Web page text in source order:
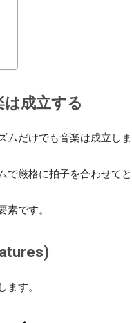
成立する
だけでも音楽は成立しま
厳格に拍子を合わせて
です。
す。